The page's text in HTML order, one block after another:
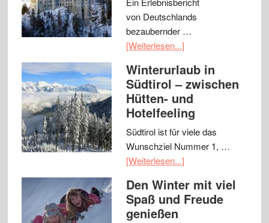
von Deutschlands
bezaubernder …
[Weiterlesen...]
Winterurlaub in
Südtirol – zwischen
Hütten- und
Hotelfeeling
Südtirol ist für viele das
Wunschziel Nummer 1, …
[Weiterlesen...]
Den Winter mit viel
Spaß und Freude
genießen